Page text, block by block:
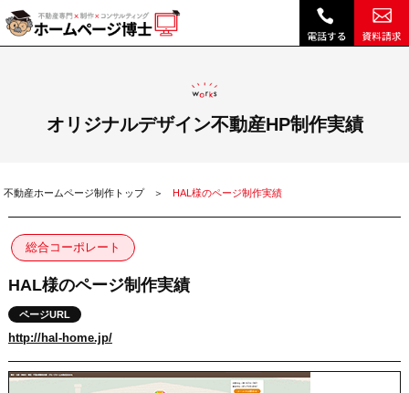
HAL様のページ制作実績|ホームページ博士（博士.com）
オリジナルデザイン不動産HP制作実績
不動産ホームページ制作トップ HAL様のページ制作実績
総合コーポレート
HAL様のページ制作実績
ページURL
http://hal-home.jp/